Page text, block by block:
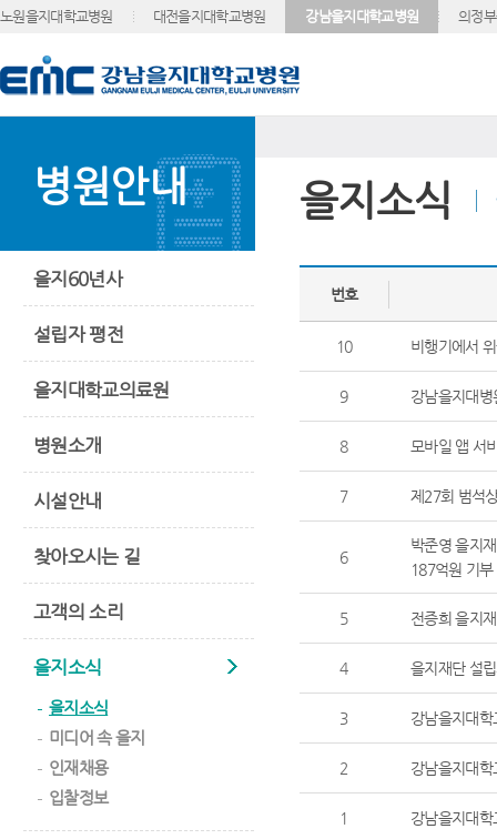
노원을지대학교병원 대전을지대학교병원 강남을지대학교병원 의정
병원안내
을지60년사
설립자 평전
을지대학교의료원
병원소개
시설안내
찾아오시는 길
고객의 소리
을지소식
을지소식
미디어 속 을지
인재채용
입찰정보
을지소식
번호
10 비행기에서
9 강남을지대
8 모바일 앱 서
7 제27회 범석
6
박준영 을지
187억원 기부
5 전증희 을지
4 을지재단 설
3 강남을지대
2 강남을지대
1 강남을지대학